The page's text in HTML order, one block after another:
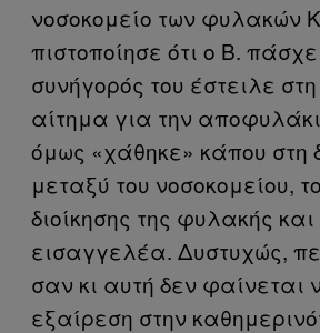
νοσοκομείο των φυλακών
πιστοποίησε ότι ο Β.
συνήγορός του έστειλε
αίτημα για την
όμως «χάθηκε» κάπου στη
μεταξύ του νοσοκομείου,
διοίκησης της φυλακής
εισαγγελέα. Δυστυχώς,
σαν κι αυτή δεν φαίνεται
εξαίρεση στην